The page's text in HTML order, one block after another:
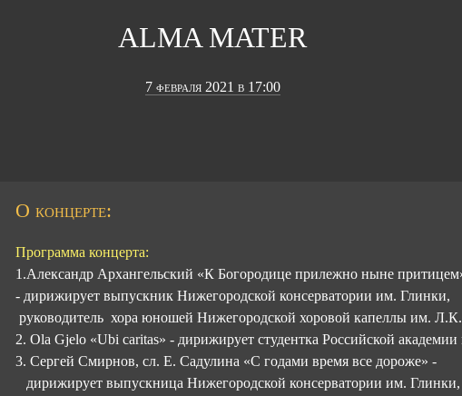
ALMA MATER
7 февраля 2021 в 17:00
О концерте:
Программа концерта:
1.Александр Архангельский «К Богородице прилежно ныне
- дирижирует выпускник Нижегородской консерватории им. Глинки,
руководитель хора юношей Нижегородской хоровой капеллы им.
2. Ola Gjelo «Ubi caritas» - дирижирует студентка Российской
3. Сергей Смирнов, сл. Е. Садулина «С годами время все дороже» -
дирижирует выпускница Нижегородской консерватории им. Глинки,